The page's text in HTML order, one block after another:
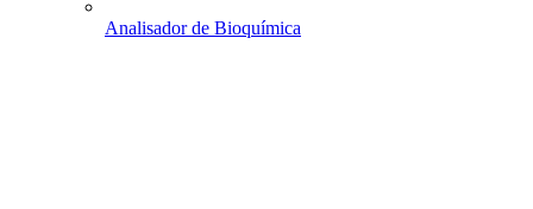
Analisador de Bioquímica